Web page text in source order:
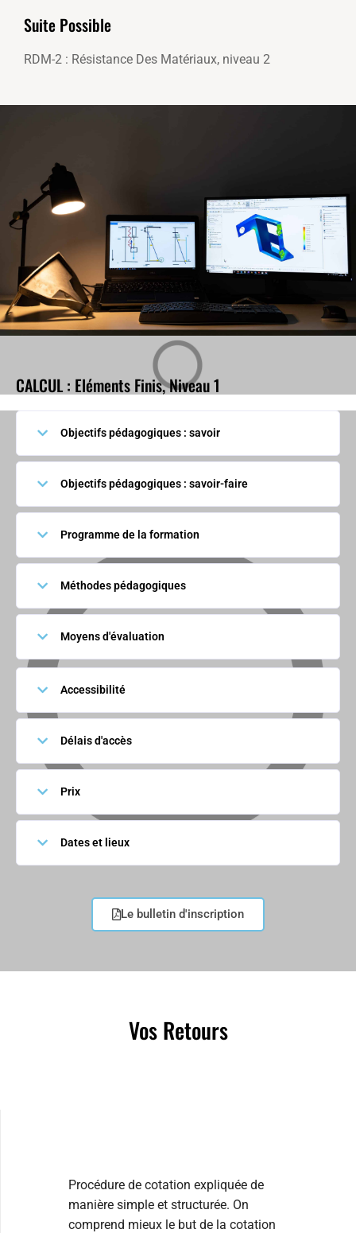
Suite Possible
RDM-2 : Résistance Des Matériaux, niveau 2
CALCUL : Eléments Finis, Niveau 1
Objectifs pédagogiques : savoir
Objectifs pédagogiques : savoir-faire
Programme de la formation
Méthodes pédagogiques
Moyens d'évaluation
Accessibilité
Délais d'accès
Prix
Dates et lieux
Le bulletin d'inscription
Vos Retours
Procédure de cotation expliquée de
manière simple et structurée. On
comprend mieux le but de la cotation